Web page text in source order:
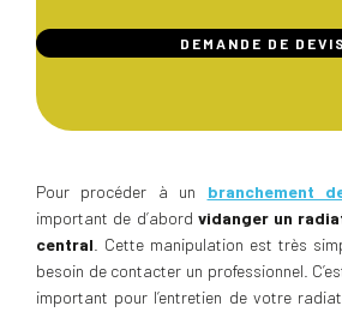
DEMANDE DE DEVIS
Pour procéder à un branchement
important de d’abord vidanger un
central . Cette manipulation est très
besoin de contacter un professionnel.
important pour l’entretien de votre